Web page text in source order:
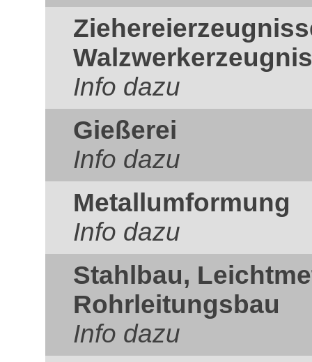
Info dazu
Gießerei
Info dazu
Metallumformung
Info dazu
Stahlbau,
Rohrleitungsbau
Info dazu